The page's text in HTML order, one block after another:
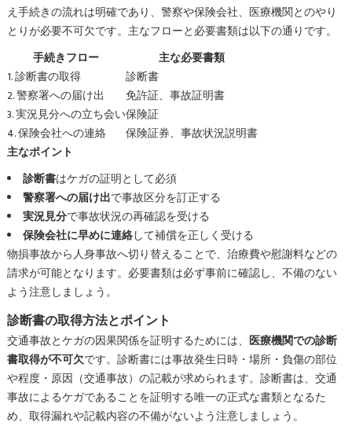
え手続きの流れは明確であり、警察や保険会社、医療機関とのやり
とりが必要不可欠です。主なフローと必要書類は以下の通りです。
手続きフロー
主な必要書類
1. 診断書の取得
診断書
2. 警察署への届け出
免許証、事故証明書
3. 実況見分への立ち会い保険証
4. 保険会社への連絡
保険証券、事故状況説明書
主なポイント
診断書はケガの証明として必須
警察署への届け出で事故区分を訂正する
実況見分で事故状況の再確認を受ける
保険会社に早めに連絡して補償を正しく受ける
物損事故から人身事故へ切り替えることで、治療費や慰謝料などの
請求が可能となります。必要書類は必ず事前に確認し、不備のない
よう注意しましょう。
診断書の取得方法とポイント
交通事故とケガの因果関係を証明するためには、 医療機関での診断
書取得が不可欠です。診断書には事故発生日時・場所・負傷の部位
や程度・原因（交通事故）の記載が求められます。診断書は、交通
事故によるケガであることを証明する唯一の正式な書類となるた
め、取得漏れや記載内容の不備がないよう注意しましょう。